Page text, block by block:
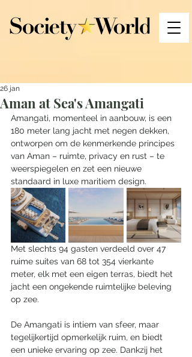
Aman at Sea's Amangati
26 jan
Amangati, momenteel in aanbouw, is een
180 meter lang jacht met negen dekken,
ontworpen om de kenmerkende principes
van Aman – ruimte, privacy en rust – te
weerspiegelen en zet een nieuwe
standaard in luxe maritiem design.
Met slechts 94 gasten verdeeld over 47
ruime suites van 68 tot 354 vierkante
meter, elk met een eigen terras, biedt het
jacht een ongekende ruimtelijke beleving
op zee.
De Amangati is intiem van sfeer, maar
tegelijkertijd opmerkelijk ruim, en biedt
een unieke ervaring op zee. Dankzij het